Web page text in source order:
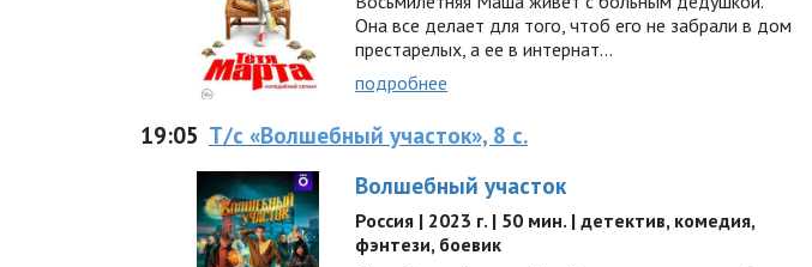
Она все делает для того, чтоб его не забрали в дом
престарелых, а ее в интернат…
подробнее
19:05 Т/с «Волшебный участок», 8 с.
Волшебный участок
Россия | 2023 г. | 50 мин. | детектив, комедия,
фэнтези, боевик